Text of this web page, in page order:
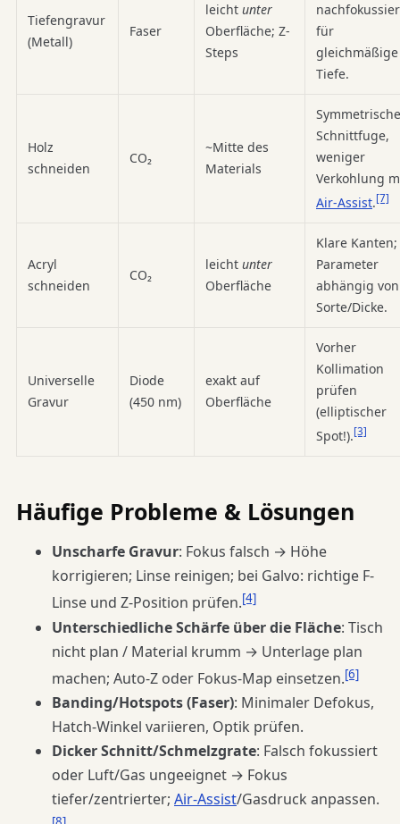
Tiefengravur
(Metall)
Faser
leicht unter
Oberfläche; Z-
Steps
für
gleichmäßige
Tiefe.
Holz
schneiden
CO₂
~Mitte des
Materials
Symmetrische
Schnittfuge,
weniger
Verkohlung
Air-Assist.[7]
Acryl
schneiden
CO₂
leicht unter
Oberfläche
Klare Kanten;
Parameter
abhängig von
Sorte/Dicke.
Universelle
Gravur
Diode
(450 nm)
exakt auf
Oberfläche
Vorher
Kollimation
prüfen
(elliptischer
Spot!).[3]
Häufige Probleme & Lösungen
Unscharfe Gravur: Fokus falsch → Höhe
korrigieren; Linse reinigen; bei Galvo: richtige F-
Linse und Z-Position prüfen.[4]
Unterschiedliche Schärfe über die Fläche: Tisch
nicht plan / Material krumm → Unterlage plan
machen; Auto-Z oder Fokus-Map einsetzen.[6]
Banding/Hotspots (Faser): Minimaler Defokus,
Hatch-Winkel variieren, Optik prüfen.
Dicker Schnitt/Schmelzgrate: Falsch fokussiert
oder Luft/Gas ungeeignet → Fokus
tiefer/zentrierter; Air-Assist/Gasdruck anpassen.